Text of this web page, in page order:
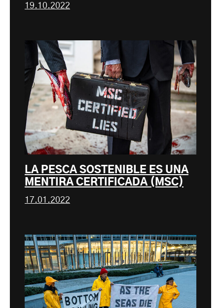
19.10.2022
LA PESCA SOSTENIBLE ES UNA
MENTIRA CERTIFICADA (MSC)
17.01.2022